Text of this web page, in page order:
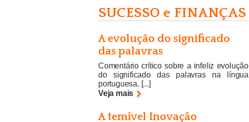
SUCESSO e FINANÇAS
A evolução do significado
das palavras
Comentário crítico sobre a infeliz evolução
do significado das palavras na língua
portuguesa. [...]
Veja mais
A temível Inovação